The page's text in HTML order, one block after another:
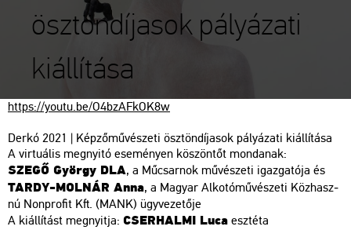
ösztöndíjasok pályázati
kiállítása
https://​youtu.​be/​O4b­zAF­kOK8w
Derkó 2021 | Kép­ző­mű­vé­sze­ti ösz­tön­dí­ja­sok pá­lyá­za­ti ki­ál­lí­tá­sa
A vir­tu­á­lis meg­nyi­tó ese­mé­nyen kö­szön­tőt mon­da­nak:
SZEGŐ György DLA, a Mű­csar­nok mű­vé­sze­ti igaz­ga­tó­ja és
TARDY-MOL­NÁR Anna, a Ma­gyar Al­ko­tó­mű­vé­sze­ti Köz­hasz­
nú Non­pro­fit Kft. (MANK) ügy­ve­ze­tő­je
A ki­ál­lí­tást meg­nyit­ja: CSER­HAL­MI Luca esz­té­ta